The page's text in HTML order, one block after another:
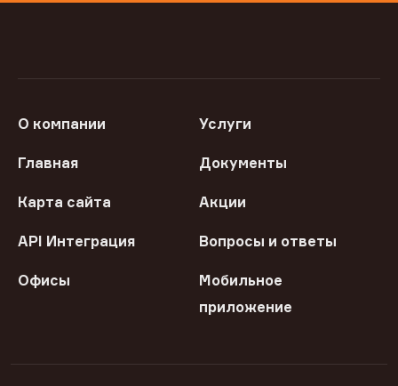
О компании Услуги
Главная Документы
Карта сайта Акции
API Интеграция Вопросы и ответы
Офисы
Мобильное
приложение